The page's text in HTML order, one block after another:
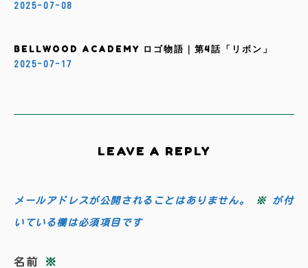
2025-07-08
BELLWOOD ACADEMY ロゴ物語｜第4話「リボン」
2025-07-17
LEAVE A REPLY
メールアドレスが公開されることはありません。 ※が付
いている欄は必須項目です
名前 ※